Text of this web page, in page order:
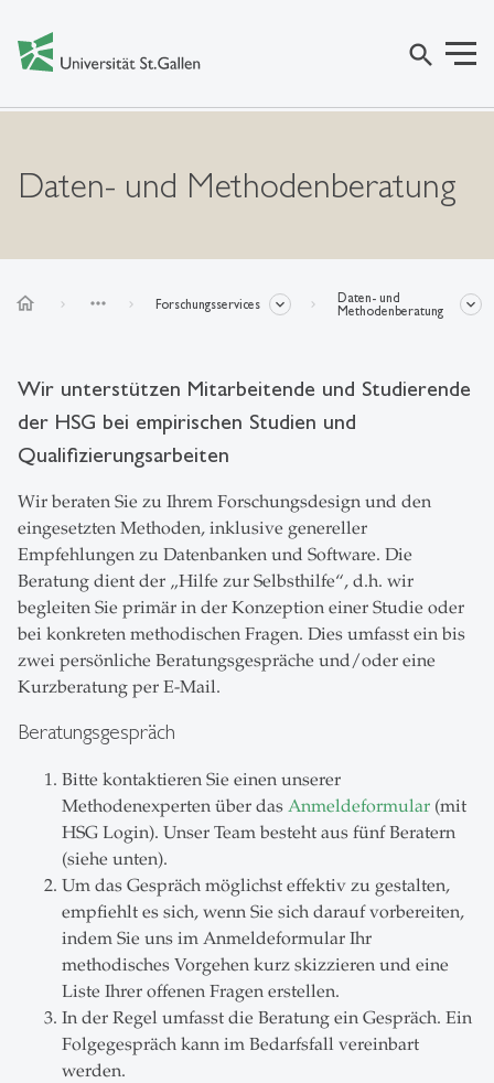
search
Daten- und Methodenberatung
home more_horiz Forschungsservices
Daten- und
Methodenberatung
Wir unterstützen Mitarbeitende und Studierende
der HSG bei empirischen Studien und
Qualifizierungsarbeiten
Wir beraten Sie zu Ihrem Forschungsdesign und den
eingesetzten Methoden, inklusive genereller
Empfehlungen zu Datenbanken und Software. Die
Beratung dient der „Hilfe zur Selbsthilfe“, d.h. wir
begleiten Sie primär in der Konzeption einer Studie oder
bei konkreten methodischen Fragen. Dies umfasst ein bis
zwei persönliche Beratungsgespräche und/oder eine
Kurzberatung per E-Mail.
Beratungsgespräch
Bitte kontaktieren Sie einen unserer
Methodenexperten über das Anmeldeformular (mit
HSG Login). Unser Team besteht aus fünf Beratern
(siehe unten).
Um das Gespräch möglichst effektiv zu gestalten,
empfiehlt es sich, wenn Sie sich darauf vorbereiten,
indem Sie uns im Anmeldeformular Ihr
methodisches Vorgehen kurz skizzieren und eine
Liste Ihrer offenen Fragen erstellen.
In der Regel umfasst die Beratung ein Gespräch. Ein
Folgegespräch kann im Bedarfsfall vereinbart
werden.